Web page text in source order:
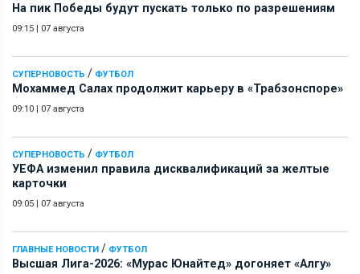
На пик Победы будут пускать только по разрешениям
09:15 | 07 августа
СУПЕРНОВОСТЬ / ФУТБОЛ
Мохаммед Салах продолжит карьеру в «Трабзонспоре»
09:10 | 07 августа
СУПЕРНОВОСТЬ / ФУТБОЛ
УЕФА изменил правила дисквалификаций за желтые
карточки
09:05 | 07 августа
ГЛАВНЫЕ НОВОСТИ / ФУТБОЛ
Высшая Лига-2026: «Мурас Юнайтед» догоняет «Алгу»